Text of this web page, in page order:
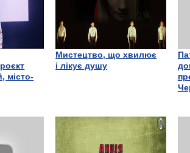
місто-
Мистецтво, що хвилює
і лікує душу